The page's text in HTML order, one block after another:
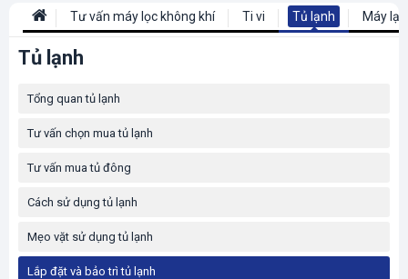
Tư vấn máy lọc không khí Ti vi Tủ lạnh Máy
Tủ lạnh
Tổng quan tủ lạnh
Tư vấn chọn mua tủ lạnh
Tư vấn mua tủ đông
Cách sử dụng tủ lạnh
Mẹo vặt sử dụng tủ lạnh
Lắp đặt và bảo trì tủ lạnh